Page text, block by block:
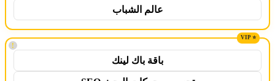
عالم الشباب
!
باقة باك لينك